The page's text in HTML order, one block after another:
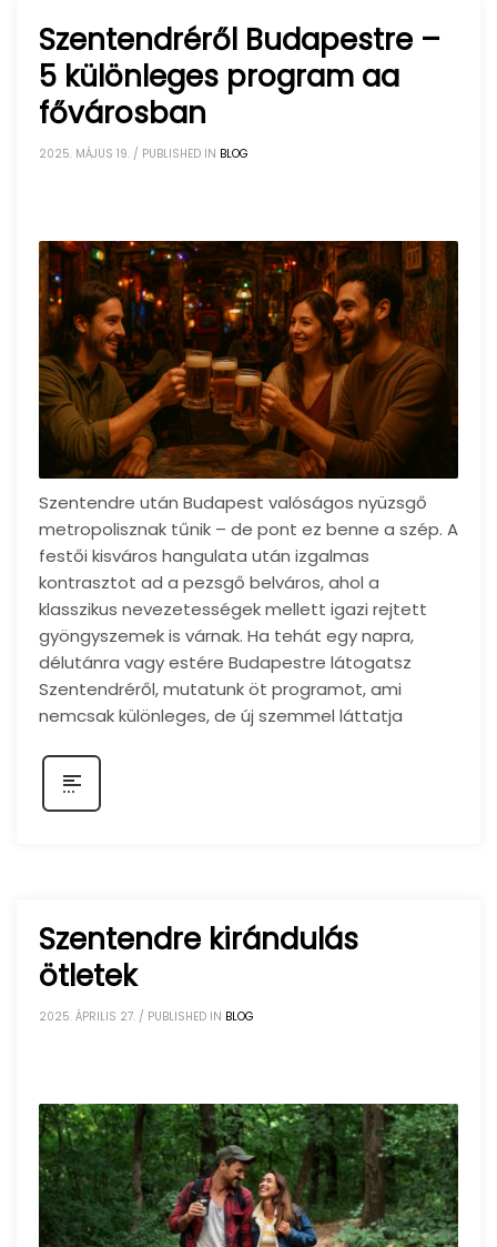
Szentendréről Budapestre –
5 különleges program aa
fővárosban
2025. MÁJUS 19. / PUBLISHED IN BLOG
Szentendre után Budapest valóságos nyüzsgő
metropolisznak tűnik – de pont ez benne a szép. A
festői kisváros hangulata után izgalmas
kontrasztot ad a pezsgő belváros, ahol a
klasszikus nevezetességek mellett igazi rejtett
gyöngyszemek is várnak. Ha tehát egy napra,
délutánra vagy estére Budapestre látogatsz
Szentendréről, mutatunk öt programot, ami
nemcsak különleges, de új szemmel láttatja
Szentendre kirándulás
ötletek
2025. ÁPRILIS 27. / PUBLISHED IN BLOG